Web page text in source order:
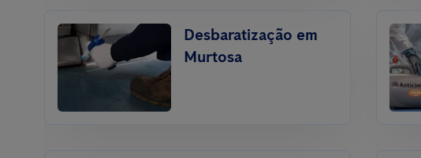
Desbaratização em
Murtosa